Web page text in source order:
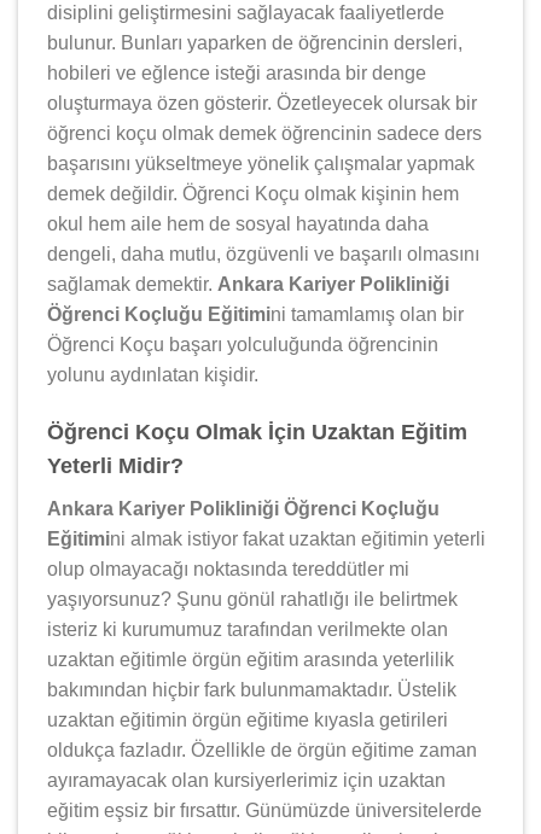
disiplini geliştirmesini sağlayacak faaliyetlerde
bulunur. Bunları yaparken de öğrencinin dersleri,
hobileri ve eğlence isteği arasında bir denge
oluşturmaya özen gösterir. Özetleyecek olursak bir
öğrenci koçu olmak demek öğrencinin sadece ders
başarısını yükseltmeye yönelik çalışmalar yapmak
demek değildir. Öğrenci Koçu olmak kişinin hem
okul hem aile hem de sosyal hayatında daha
dengeli, daha mutlu, özgüvenli ve başarılı olmasını
sağlamak demektir. Ankara Kariyer Polikliniği
Öğrenci Koçluğu Eğitimini tamamlamış olan bir
Öğrenci Koçu başarı yolculuğunda öğrencinin
yolunu aydınlatan kişidir.
Öğrenci Koçu Olmak İçin Uzaktan Eğitim
Yeterli Midir?
Ankara Kariyer Polikliniği Öğrenci Koçluğu
Eğitimini almak istiyor fakat uzaktan eğitimin yeterli
olup olmayacağı noktasında tereddütler mi
yaşıyorsunuz? Şunu gönül rahatlığı ile belirtmek
isteriz ki kurumumuz tarafından verilmekte olan
uzaktan eğitimle örgün eğitim arasında yeterlilik
bakımından hiçbir fark bulunmamaktadır. Üstelik
uzaktan eğitimin örgün eğitime kıyasla getirileri
oldukça fazladır. Özellikle de örgün eğitime zaman
ayıramayacak olan kursiyerlerimiz için uzaktan
eğitim eşsiz bir fırsattır. Günümüzde üniversitelerde